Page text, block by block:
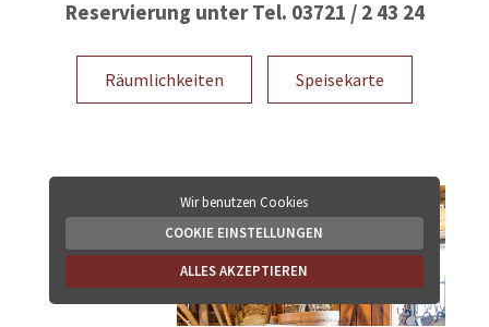
Reservierung unter Tel. 03721 / 2 43 24
Räumlichkeiten Speisekarte
Wir benutzen Cookies
COOKIE EINSTELLUNGEN
ALLES AKZEPTIEREN